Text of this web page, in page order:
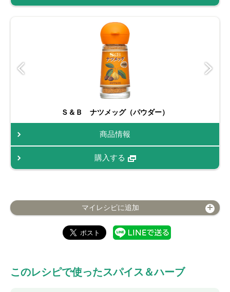
Ｓ＆Ｂ ナツメッグ（パウダー）
商品情報
購入する
マイレシピに追加
このレシピで使ったスパイス＆ハーブ